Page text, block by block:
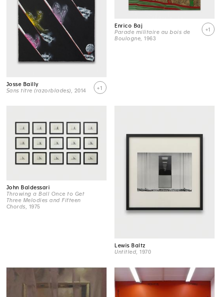
Josse Bailly
Sans titre (razorblades) , 2014 +1
Enrico Baj
Parade militaire au bois de
Boulogne, 1963
+1
John Baldessari
Throwing a Ball Once to Get
Three Melodies and Fifteen
Chords , 1975
Lewis Baltz
Untitled, 1970